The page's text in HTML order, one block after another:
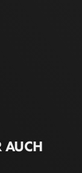
AUCH